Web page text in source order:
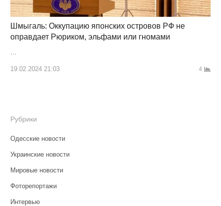
Шмыгаль: Оккупацию японских островов РФ не
оправдает Рюриком, эльфами или гномами
…
19.02.2024 21:03 4
Рубрики
Одесские новости
Украинские новости
Мировые новости
Фоторепортажи
Интервью